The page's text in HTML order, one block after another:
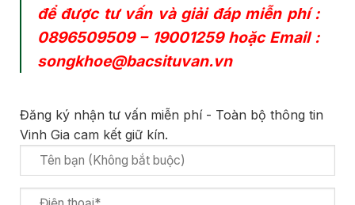
để được tư vấn và giải đáp miễn phí :
0896509509– 19001259hoặc Email :
songkhoe@bacsituvan.vn
Đăng ký nhận tư vấn miễn phí - Toàn bộ thông tin
Vinh Gia cam kết giữ kín.